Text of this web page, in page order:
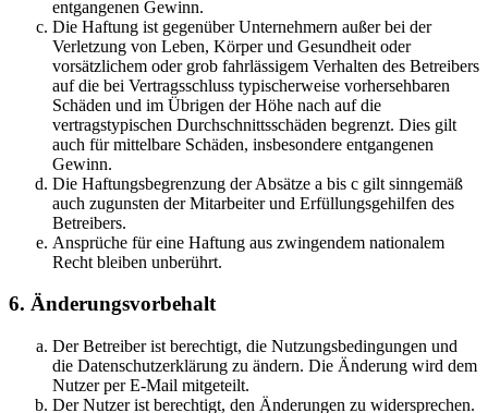
entgangenen Gewinn.
Die Haftung ist gegenüber Unternehmern außer bei der
Verletzung von Leben, Körper und Gesundheit oder
vorsätzlichem oder grob fahrlässigem Verhalten des Betreibers
auf die bei Vertragsschluss typischerweise vorhersehbaren
Schäden und im Übrigen der Höhe nach auf die
vertragstypischen Durchschnittsschäden begrenzt. Dies gilt
auch für mittelbare Schäden, insbesondere entgangenen
Gewinn.
Die Haftungsbegrenzung der Absätze a bis c gilt sinngemäß
auch zugunsten der Mitarbeiter und Erfüllungsgehilfen des
Betreibers.
Ansprüche für eine Haftung aus zwingendem nationalem
Recht bleiben unberührt.
6. Änderungsvorbehalt
Der Betreiber ist berechtigt, die Nutzungsbedingungen und
die Datenschutzerklärung zu ändern. Die Änderung wird dem
Nutzer per E-Mail mitgeteilt.
Der Nutzer ist berechtigt, den Änderungen zu widersprechen.